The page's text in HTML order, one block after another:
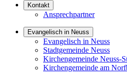
Kontakt
Ansprechpartner
Evangelisch in Neuss
Evangelisch in Neuss
Stadtgemeinde Neuss
Kirchengemeinde Neuss-
Kirchengemeinde am